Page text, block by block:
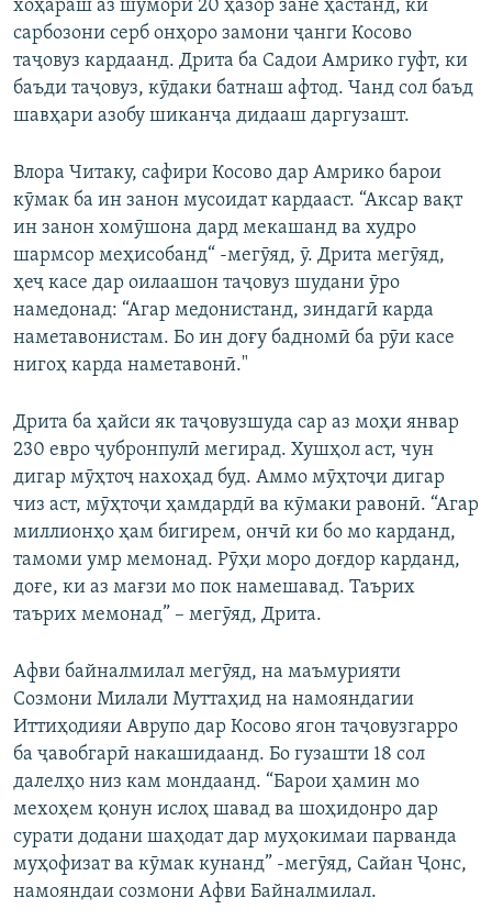
хоҳараш аз шумори 20 ҳазор зане ҳастанд, ки
сарбозони серб онҳоро замони ҷанги Косово
таҷовуз кардаанд. Дрита ба Садои Амрико гуфт, ки
баъди таҷовуз, кӯдаки батнаш афтод. Чанд сол баъд
шавҳари азобу шиканҷа дидааш даргузашт.
Влора Читаку, сафири Косово дар Амрико барои
кӯмак ба ин занон мусоидат кардааст. “Аксар вақт
ин занон хомӯшона дард мекашанд ва худро
шармсор меҳисобанд“ -мегӯяд, ӯ. Дрита мегӯяд,
ҳеҷ касе дар оилаашон таҷовуз шудани ӯро
намедонад: “Агар медонистанд, зиндагӣ карда
наметавонистам. Бо ин доғу бадномӣ ба рӯи касе
нигоҳ карда наметавонӣ."
Дрита ба ҳайси як таҷовузшуда сар аз моҳи январ
230 евро ҷубронпулӣ мегирад. Хушҳол аст, чун
дигар мӯҳтоҷ нахоҳад буд. Аммо мӯҳтоҷи дигар
чиз аст, мӯҳтоҷи ҳамдардӣ ва кӯмаки равонӣ. “Агар
миллионҳо ҳам бигирем, ончӣ ки бо мо карданд,
тамоми умр мемонад. Рӯҳи моро доғдор карданд,
доғе, ки аз мағзи мо пок намешавад. Таърих
таърих мемонад” – мегӯяд, Дрита.
Афви байналмилал мегӯяд, на маъмурияти
Созмони Милали Муттаҳид на намояндагии
Иттиҳодияи Аврупо дар Косово ягон таҷовузгарро
ба ҷавобгарӣ накашидаанд. Бо гузашти 18 сол
далелҳо низ кам мондаанд. “Барои ҳамин мо
мехоҳем қонун ислоҳ шавад ва шоҳидонро дар
сурати додани шаҳодат дар муҳокимаи парванда
муҳофизат ва кӯмак кунанд” -мегӯяд, Сайан Ҷонс,
намояндаи созмони Афви Байналмилал.